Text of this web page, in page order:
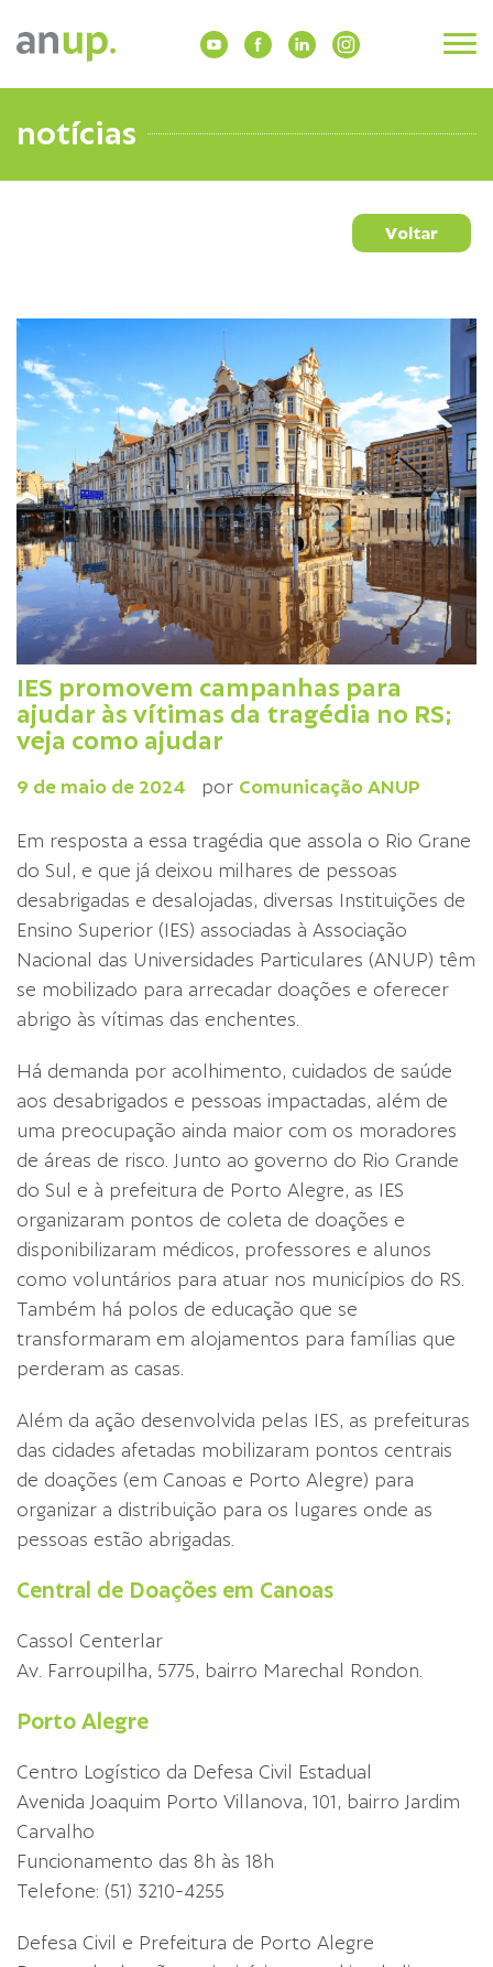
notícias
Voltar
IES promovem campanhas para
ajudar às vítimas da tragédia no RS;
veja como ajudar
9 de maio de 2024 por Comunicação ANUP
Em resposta a essa tragédia que assola o Rio Grane
do Sul, e que já deixou milhares de pessoas
desabrigadas e desalojadas, diversas Instituições de
Ensino Superior (IES) associadas à Associação
Nacional das Universidades Particulares (ANUP) têm
se mobilizado para arrecadar doações e oferecer
abrigo às vítimas das enchentes.
Há demanda por acolhimento, cuidados de saúde
aos desabrigados e pessoas impactadas, além de
uma preocupação ainda maior com os moradores
de áreas de risco. Junto ao governo do Rio Grande
do Sul e à prefeitura de Porto Alegre, as IES
organizaram pontos de coleta de doações e
disponibilizaram médicos, professores e alunos
como voluntários para atuar nos municípios do RS.
Também há polos de educação que se
transformaram em alojamentos para famílias que
perderam as casas.
Além da ação desenvolvida pelas IES, as prefeituras
das cidades afetadas mobilizaram pontos centrais
de doações (em Canoas e Porto Alegre) para
organizar a distribuição para os lugares onde as
pessoas estão abrigadas.
Central de Doações em Canoas
Cassol Centerlar
Av. Farroupilha, 5775, bairro Marechal Rondon.
Porto Alegre
Centro Logístico da Defesa Civil Estadual
Avenida Joaquim Porto Villanova, 101, bairro Jardim
Carvalho
Funcionamento das 8h às 18h
Telefone: (51) 3210-4255
Defesa Civil e Prefeitura de Porto Alegre